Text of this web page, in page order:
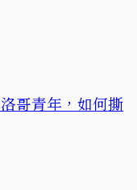
哥青年，如何撕